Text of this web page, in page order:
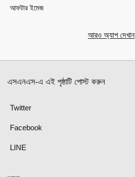
আফটার ইমেজ
আরও অ্যাপ দেখান
এসএনএস-এ এই পৃষ্ঠাটি পোস্ট করুন
Twitter
Facebook
LINE